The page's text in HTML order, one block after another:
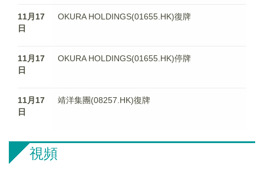
11月17
日
OKURA HOLDINGS(01655.HK)復牌
11月17
日
OKURA HOLDINGS(01655.HK)停牌
11月17
日
靖洋集團(08257.HK)復牌
視頻